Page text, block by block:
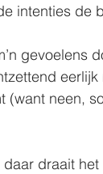
intenties de
gevoelens
eerlijk
(want neen,
draait